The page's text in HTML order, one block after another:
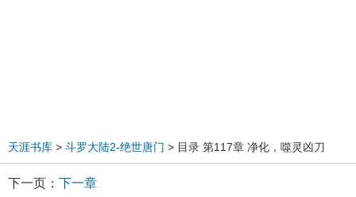
天涯书库 > 斗罗大陆2-绝世唐门 > 目录 第117章 净化，噬灵凶刀
下一页： 下一章